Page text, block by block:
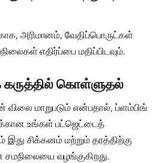
அரிமானம், வேதிப்பொருட்கள்
எதிர்ப்பை மதிப்பிடவும்.
கொள்ளுதல்
விலை மாறுபடும் என்பதால், ப்ளம்பிங்
உங்கள் பட்ஜெட்டைத்
இது சிக்கனம் மற்றும் தரத்திற்கு
வழங்குகிறது.